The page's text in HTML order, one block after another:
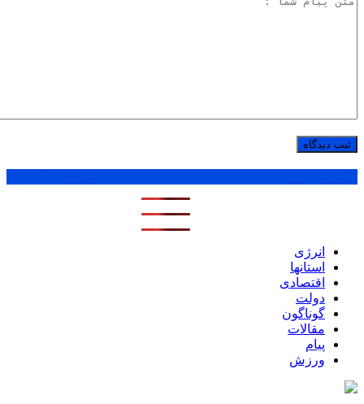
انرژی
استانها
اقتصادی
دولت
گوناگون
مقالات
پیام
ورزش